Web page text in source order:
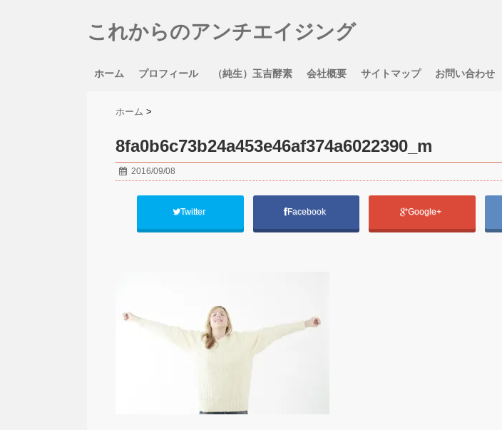
これからのアンチエイジング
ホーム プロフィール （純生）玉吉酵素 会社概要 サイトマップ お問い合わせ
ホーム >
8fa0b6c73b24a453e46af374a6022390_m
2016/09/08
Twitter Facebook Google+